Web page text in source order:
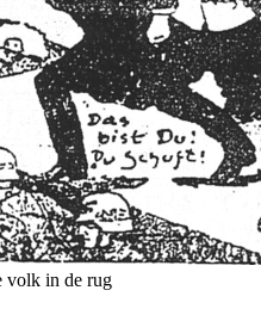
volk in de rug